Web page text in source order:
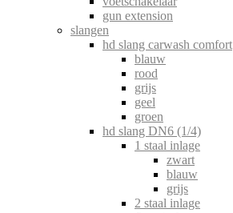
gun extension
slangen
hd slang carwash comfort
blauw
rood
grijs
geel
groen
hd slang DN6 (1/4)
1 staal inlage
zwart
blauw
grijs
2 staal inlage